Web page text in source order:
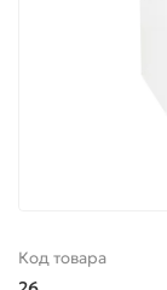
Код товара